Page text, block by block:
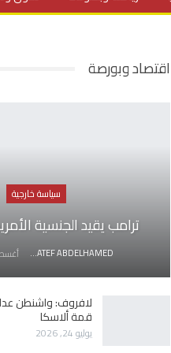
اقتصاد وبورصة
سياسة خارجية
ترامب يقيد الجنسية
AWATEF ABDELHAMED أغسطس
لافروف: واشنطن
قمة ألاسكا
يوليو 24, 2026